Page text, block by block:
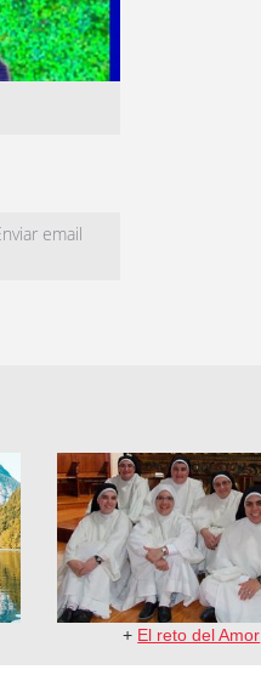
email
+ El reto del Amor